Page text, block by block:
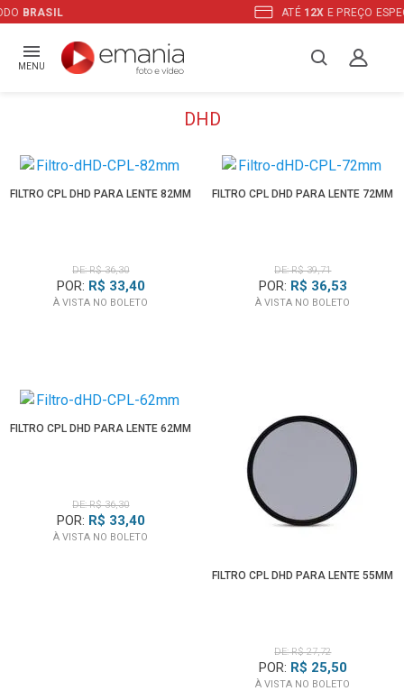
E PREÇO ESPECIALNO BOLETO
MENU
DHD
FILTRO CPL DHD PARA LENTE 82MM
DE: R$ 36,30
POR: R$ 33,40
À VISTA NO BOLETO
FILTRO CPL DHD PARA LENTE 72MM
DE: R$ 39,71
POR: R$ 36,53
À VISTA NO BOLETO
FILTRO CPL DHD PARA LENTE 62MM
DE: R$ 36,30
POR: R$ 33,40
À VISTA NO BOLETO
FILTRO CPL DHD PARA LENTE 55MM
DE: R$ 27,72
POR: R$ 25,50
À VISTA NO BOLETO